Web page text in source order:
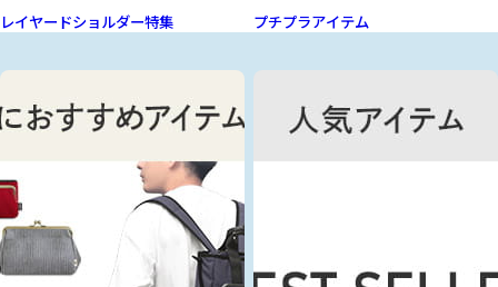
レイヤードショルダー特集 プチプラアイテム